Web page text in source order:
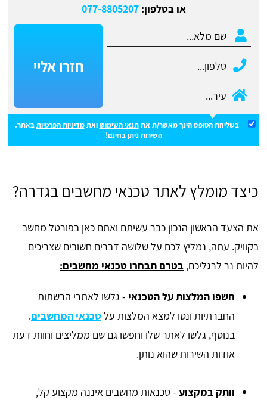
או בטלפון:077-8805207
חזרו אליי
בשליחת הטופס הינך מאשר/ת אתתנאי השימושואתמדיניות הפרטיותבאתר.
השירות ניתן בחינם!
כיצד מומלץ לאתר טכנאי מחשבים בגדרה?
את הצעד הראשון הנכון כבר עשיתם ואתם כאן בפורטל מחשב
בקוויק. עתה, נמליץ לכם על שלושה דברים חשובים שצריכים
להיות נר לרגליכם, בטרם תבחרו טכנאי מחשבים:
חשפו המלצות על הטכנאי - גלשו לאתרי הרשתות
החברתיות ונסו למצא המלצות עלטכנאי המחשבים.
בנוסף, גלשו לאתר שלו וחפשו גם שם ממליצים וחוות דעת
אודות השירות שהוא נותן.
וותק במקצוע - טכנאות מחשבים איננה מקצוע קל,